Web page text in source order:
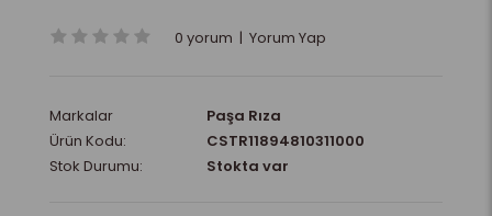
0 yorum | Yorum Yap
Markalar
Paşa Rıza
Ürün Kodu:
CSTR11894810311000
Stok Durumu:
Stokta var